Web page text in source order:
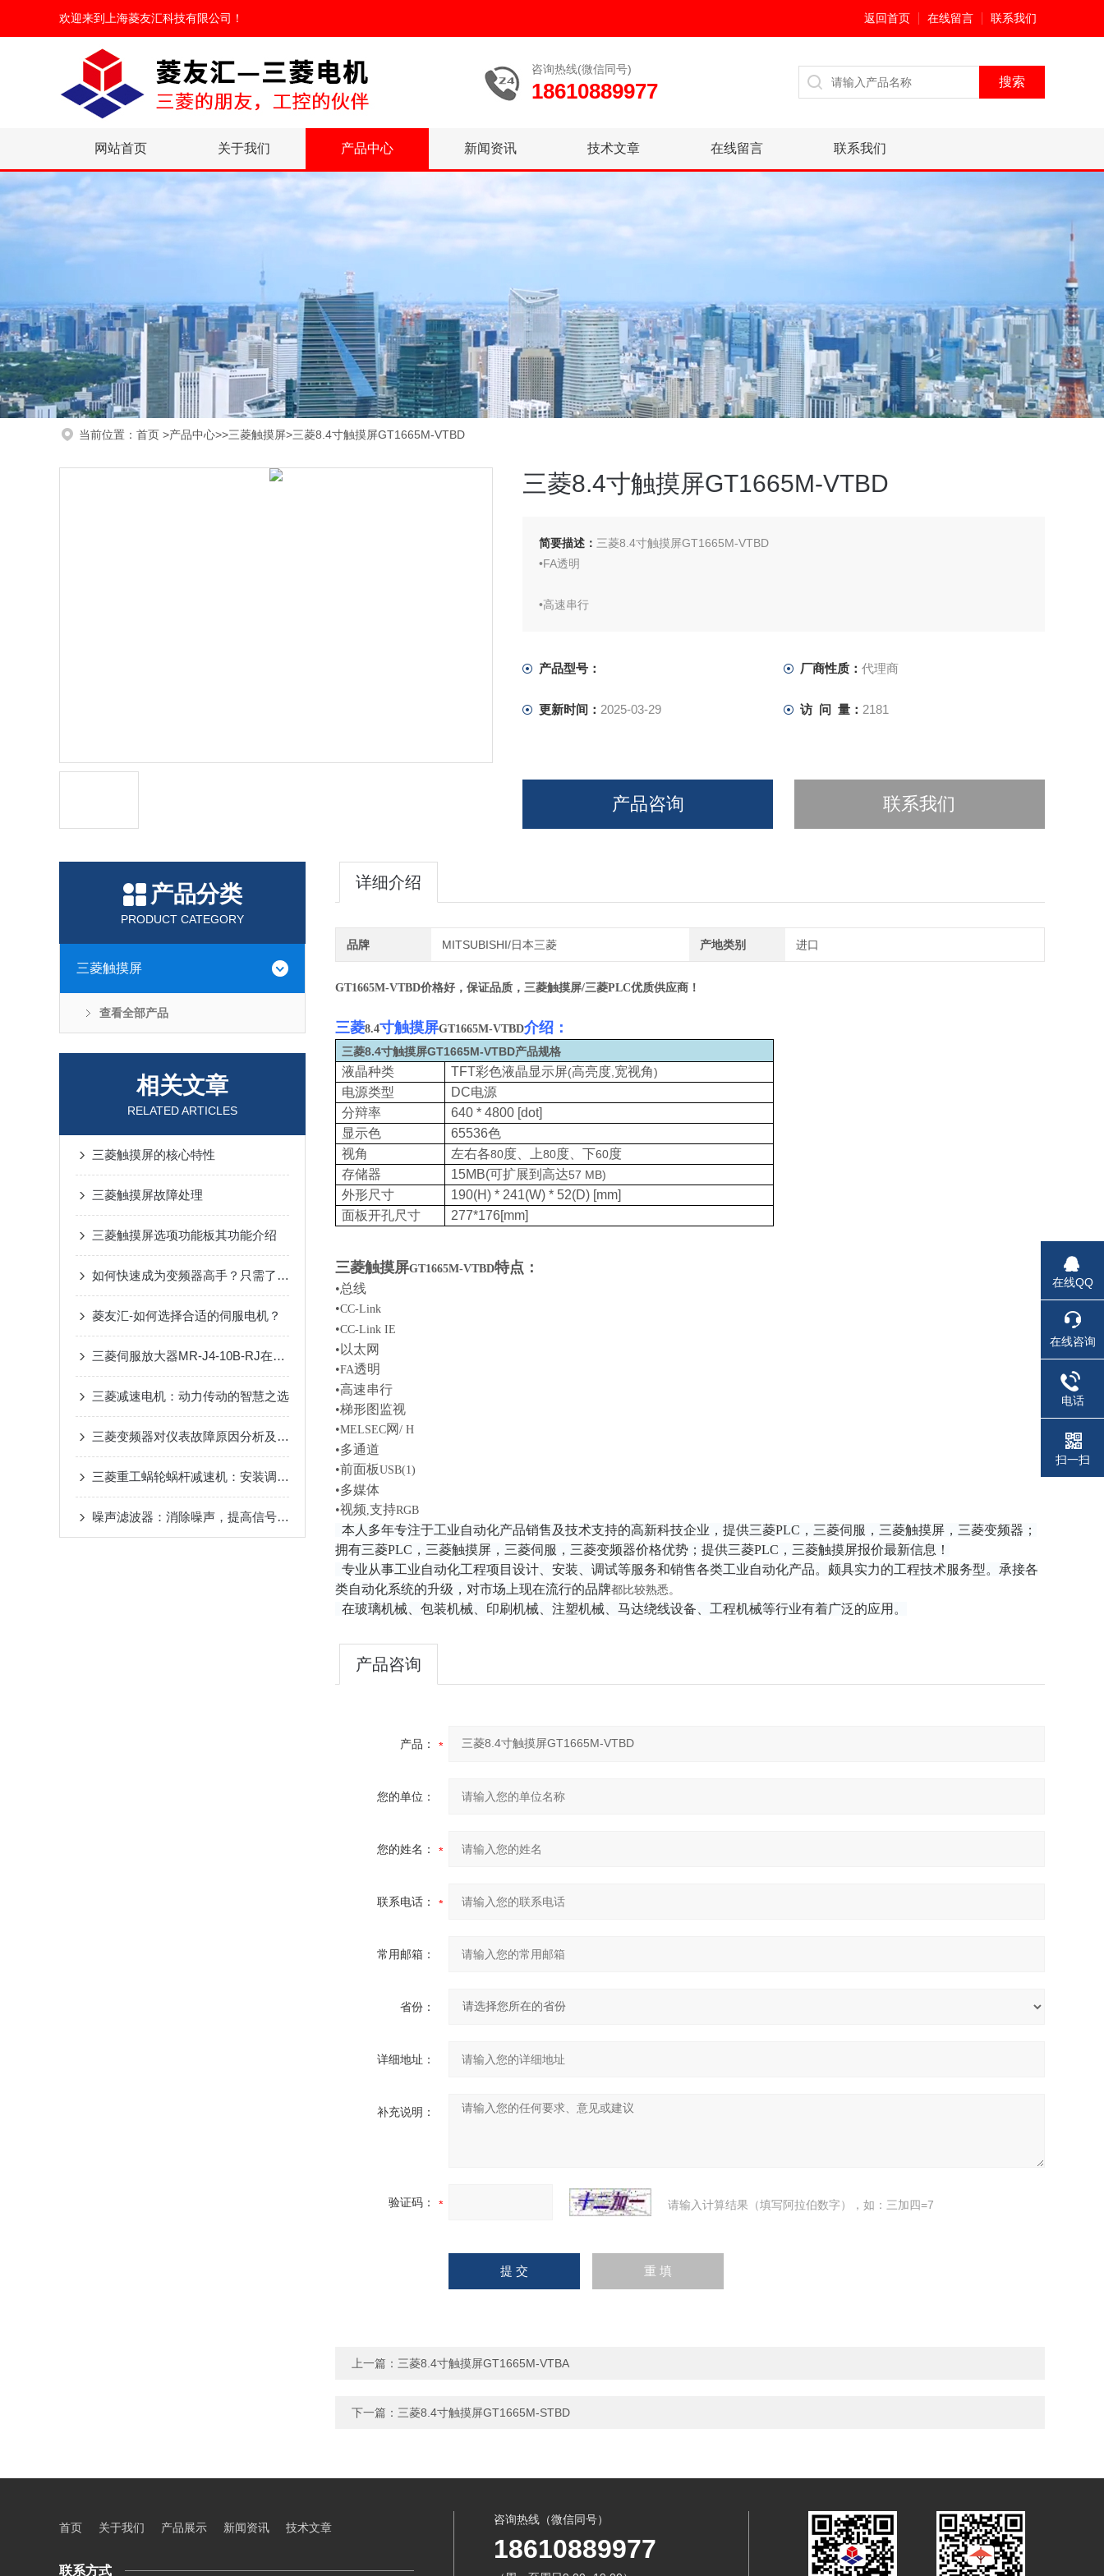
欢迎来到 上海菱友汇科技有限公司 ！ 返回首页 在线留言 联系我们
咨询热线(微信同号)
18610889977
网站首页 关于我们 产品中心 新闻资讯 技术文章 在线留言 联系我们
当前位置： 首页 >产品中心>>三菱触摸屏>三菱8.4寸触摸屏GT1665M-VTBD
三菱8.4寸触摸屏GT1665M-VTBD
简要描述： 三菱8.4寸触摸屏GT1665M-VTBD
•FA透明
•高速串行
产品型号： 厂商性质： 代理商
更新时间： 2025-03-29 访 问 量： 2181
产品咨询 联系我们
产品分类
PRODUCT CATEGORY
三菱触摸屏
查看全部产品
相关文章
RELATED ARTICLES
三菱触摸屏的核心特性
三菱触摸屏故障处理
三菱触摸屏选项功能板其功能介绍
如何快速成为变频器高手？只需了解这15个变频器问题
菱友汇-如何选择合适的伺服电机？
三菱伺服放大器MR-J4-10B-RJ在机械加工中的具体应用和优势
三菱减速电机：动力传动的智慧之选
三菱变频器对仪表故障原因分析及解决措施
三菱重工蜗轮蜗杆减速机：安装调试、齿隙调节实操步骤讲解
噪声滤波器：消除噪声，提高信号质量
详细介绍
品牌 MITSUBISHI/日本三菱 产地类别 进口
GT1665M-VTBD价格好，保证品质，三菱触摸屏/三菱PLC优质供应商！
三菱8.4寸触摸屏GT1665M-VTBD介绍：
三菱8.4寸触摸屏GT1665M-VTBD产品规格
液晶种类 TFT彩色液晶显示屏(高亮度 宽视角)
电源类型 DC电源
分辩率
640 * 4800 [dot]
显示色
65536色
视角
左右各80度、上80度、下60度
存储器
15MB(可扩展到高达57 MB)
外形尺寸
190(H) * 241(W) * 52(D) [mm]
面板开孔尺寸
277*176[mm]
三菱触摸屏GT1665M-VTBD特点：
•总线
•CC-Link
•CC-Link IE
•以太网
•FA透明
•高速串行
•梯形图监视
•MELSEC网 / H
•多通道
•前面板USB(1)
•多媒体
•视频,支持RGB
本人多年专注于工业自动化产品销售及技术支持的高新科技企业，提供三菱PLC，三菱伺服，三菱触摸屏，三菱变频器；
拥有三菱PLC，三菱触摸屏，三菱伺服，三菱变频器价格优势；提供三菱PLC，三菱触摸屏报价最新信息！
专业从事工业自动化工程项目设计、安装、调试等服务和销售各类工业自动化产品。颇具实力的工程技术服务型。承接各
类自动化系统的升级，对市场上现在流行的品牌都比较熟悉。
在玻璃机械、包装机械、印刷机械、注塑机械、马达绕线设备、工程机械等行业有着广泛的应用。
产品咨询
产品：
您的单位：
您的姓名：
联系电话：
常用邮箱：
省份：
详细地址：
补充说明：
验证码： 请输入计算结果（填写阿拉伯数字），如：三加四=7
上一篇： 三菱8.4寸触摸屏GT1665M-VTBA
下一篇： 三菱8.4寸触摸屏GT1665M-STBD
首页 关于我们 产品展示 新闻资讯 技术文章
联系方式
咨询热线（微信同号）
18610889977
在线QQ
在线咨询
电话
扫一扫